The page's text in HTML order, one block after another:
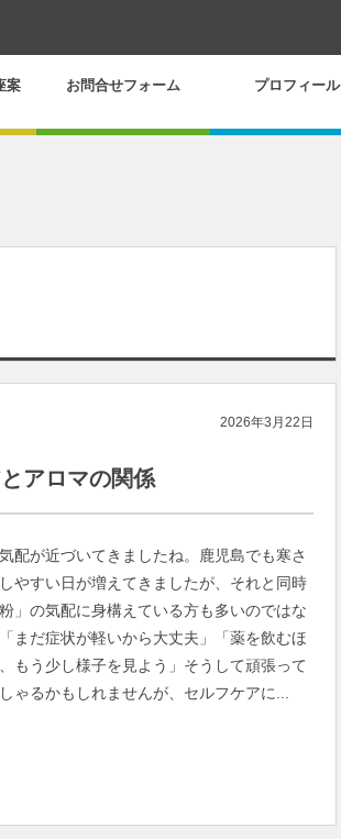
案
お問合せフォーム プロフィール
2026年3月22日
アロマの関係
配が近づいてきましたね。鹿児島でも寒さ
やすい日が増えてきましたが、それと同時
」の気配に身構えている方も多いのではな
まだ症状が軽いから大丈夫」「薬を飲むほ
もう少し様子を見よう」そうして頑張って
ゃるかもしれませんが、セルフケアに...